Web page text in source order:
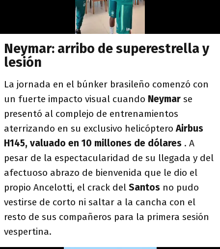
Neymar: arribo de superestrella y
lesión
La jornada en el búnker brasileño comenzó con
un fuerte impacto visual cuando Neymar se
presentó al complejo de entrenamientos
aterrizando en su exclusivo helicópteroAirbus
H145, valuado en 10 millones de dólares . A
pesar de la espectacularidad de su llegada y del
afectuoso abrazo de bienvenida que le dio el
propio Ancelotti, el crack del Santos no pudo
vestirse de corto ni saltar a la cancha con el
resto de sus compañeros para la primera sesión
vespertina.